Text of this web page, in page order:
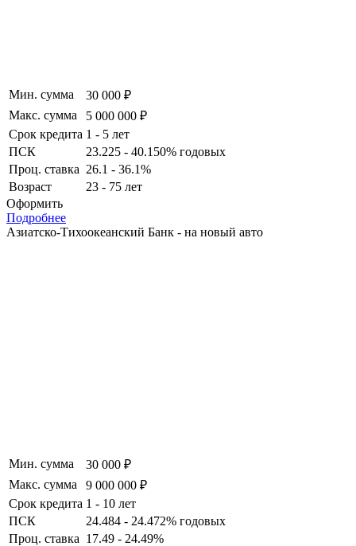
Мин. сумма
30 000 ₽
Макс. сумма
5 000 000 ₽
Срок кредита 1 - 5 лет
ПСК
23.225 - 40.150% годовых
Проц. ставка 26.1 - 36.1%
Возраст
23 - 75 лет
Оформить
Подробнее
Азиатско-Тихоокеанский Банк - на новый авто
Мин. сумма
30 000 ₽
Макс. сумма
9 000 000 ₽
Срок кредита 1 - 10 лет
ПСК
24.484 - 24.472% годовых
Проц. ставка 17.49 - 24.49%